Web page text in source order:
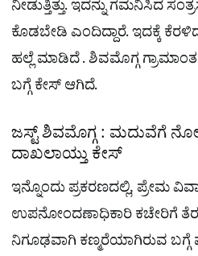
ನೀಡುತ್ತಿತ್ತು. ಇದನ್ನು ಗಮನಿಸಿದ
ಕೊಡಬೇಡಿ ಎಂದಿದ್ದಾರೆ. ಇದಕ್ಕೆ
ಹಲ್ಲೆ ಮಾಡಿದೆ . ಶಿವಮೊಗ್ಗ
ಬಗ್ಗೆ ಕೇಸ್ ಆಗಿದೆ.
ಜಸ್ಟ್ ಶಿವಮೊಗ್ಗ : ಮದುವೆಗೆ
ದಾಖಲಾಯ್ತು ಕೇಸ್
ಇನ್ನೊಂದು ಪ್ರಕರಣದಲ್ಲಿ, ಪ್ರೇಮ
ಉಪನೋಂದಣಾಧಿಕಾರಿ ಕಚೇರಿಗೆ
ನಿಗೂಢವಾಗಿ ಕಣ್ಮರೆಯಾಗಿರುವ